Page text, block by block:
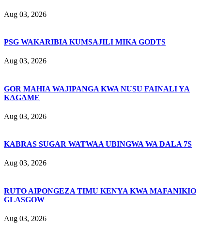
Aug 03, 2026
PSG WAKARIBIA KUMSAJILI MIKA GODTS
Aug 03, 2026
GOR MAHIA WAJIPANGA KWA NUSU FAINALI YA
KAGAME
Aug 03, 2026
KABRAS SUGAR WATWAA UBINGWA WA DALA 7S
Aug 03, 2026
RUTO AIPONGEZA TIMU KENYA KWA MAFANIKIO
GLASGOW
Aug 03, 2026